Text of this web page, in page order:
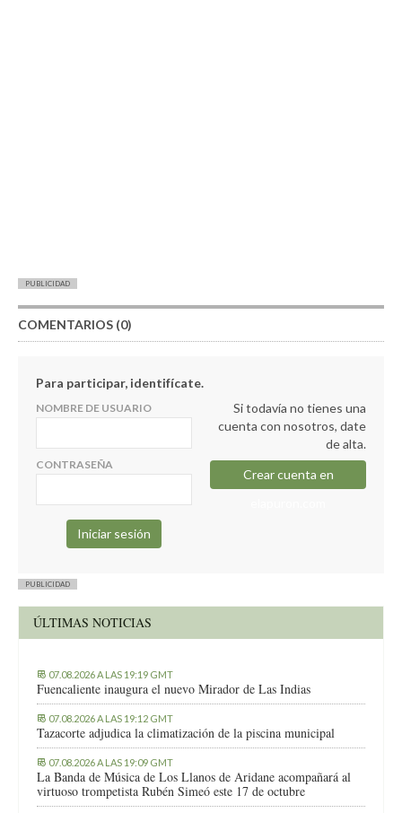
PUBLICIDAD
COMENTARIOS (0)
Para participar, identifícate.
NOMBRE DE USUARIO
CONTRASEÑA
Si todavía no tienes una
cuenta con nosotros, date
de alta.
Crear cuenta en
PUBLICIDAD
ÚLTIMAS NOTICIAS
07.08.2026 A LAS 19:19 GMT
Fuencaliente inaugura el nuevo Mirador de Las Indias
07.08.2026 A LAS 19:12 GMT
Tazacorte adjudica la climatización de la piscina municipal
07.08.2026 A LAS 19:09 GMT
La Banda de Música de Los Llanos de Aridane acompañará al
virtuoso trompetista Rubén Simeó este 17 de octubre